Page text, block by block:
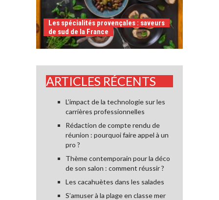
Les spécialités provençales : saveurs
de sud de la France
ARTICLES RÉCENTS
L’impact de la technologie sur les
carrières professionnelles
Rédaction de compte rendu de
réunion : pourquoi faire appel à un
pro ?
Thème contemporain pour la déco
de son salon : comment réussir ?
Les cacahuètes dans les salades
S’amuser à la plage en classe mer